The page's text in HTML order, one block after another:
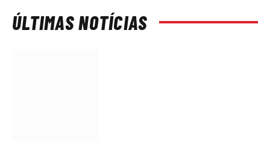
ÚLTIMAS NOTÍCIAS